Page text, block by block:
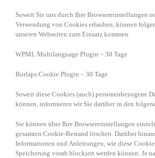
Soweit Sie uns durch Ihre Browsereinstellungen
Verwendung von Cookies erlauben, können
unseren Webseiten zum Einsatz kommen:
WPML Multilanguage Plugin – 30 Tage
Borlaps Cookie Plugin – 30 Tage
Soweit diese Cookies (auch) personenbezogene
können, informieren wir Sie darüber in den
Sie können über Ihre Browsereinstellungen
gesamten Cookie-Bestand löschen. Darüber
Informationen und Anleitungen, wie diese
Speicherung vorab blockiert werden können. Je